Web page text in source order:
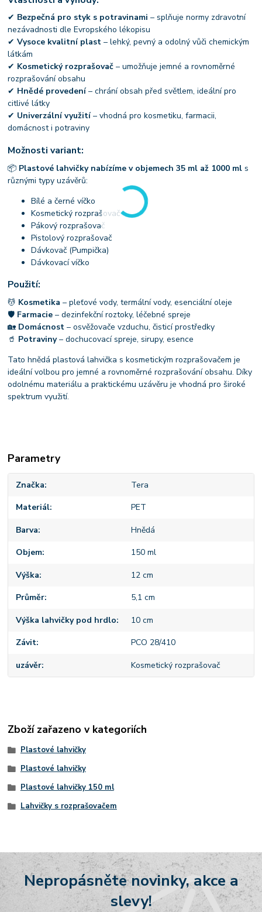
✔ Bezpečná pro styk s potravinami – splňuje normy zdravotní
nezávadnosti dle Evropského lékopisu
✔Vysoce kvalitní plast – lehký, pevný a odolný vůči chemickým
látkám
✔ Kosmetický rozprašovač – umožňuje jemné a rovnoměrné
rozprašování obsahu
✔ Hnědé provedení– chrání obsah před světlem, ideální pro
citlivé látky
✔ Univerzální využití– vhodná pro kosmetiku, farmacii,
domácnost i potraviny
Možnosti variant:
📦 Plastové lahvičky nabízíme v objemech 35 ml až 1000 ml s
různými typy uzávěrů:
Bílé a černé víčko
Kosmetický rozprašovač
Pákový rozprašovač
Pistolový rozprašovač
Dávkovač (Pumpička)
Dávkovací víčko
Použití:
💆 Kosmetika – pleťové vody, termální vody, esenciální oleje
🛡 Farmacie – dezinfekční roztoky, léčebné spreje
🏡 Domácnost – osvěžovače vzduchu, čisticí prostředky
🥤 Potraviny– dochucovací spreje, sirupy, esence
Tato hnědá plastová lahvička s kosmetickým rozprašovačem je
ideální volbou pro jemné a rovnoměrné rozprašování obsahu. Díky
odolnému materiálu a praktickému uzávěru je vhodná pro široké
spektrum využití.
Parametry
Značka Tera
Materiál PET
Barva Hnědá
Objem 150 ml
Výška 12 cm
Průměr 5,1 cm
Výška lahvičky pod hrdlo 10 cm
Závit PCO 28/410
uzávěr Kosmetický rozprašovač
Zboží zařazeno v kategoriích
Plastové lahvičky
Plastové lahvičky
Plastové lahvičky 150 ml
Lahvičky s rozprašovačem
Nepropásněte novinky, akce a
slevy!